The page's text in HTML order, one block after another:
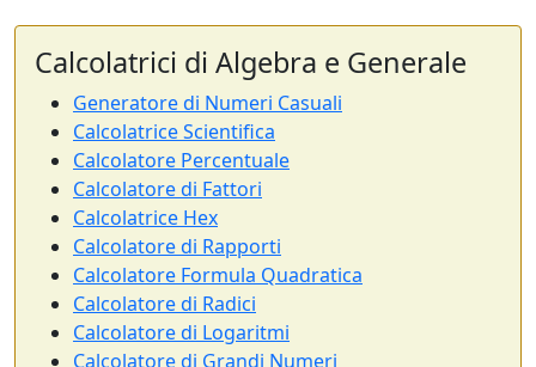
Calcolatrici di Algebra e Generale
Generatore di Numeri Casuali
Calcolatrice Scientifica
Calcolatore Percentuale
Calcolatore di Fattori
Calcolatrice Hex
Calcolatore di Rapporti
Calcolatore Formula Quadratica
Calcolatore di Radici
Calcolatore di Logaritmi
Calcolatore di Grandi Numeri